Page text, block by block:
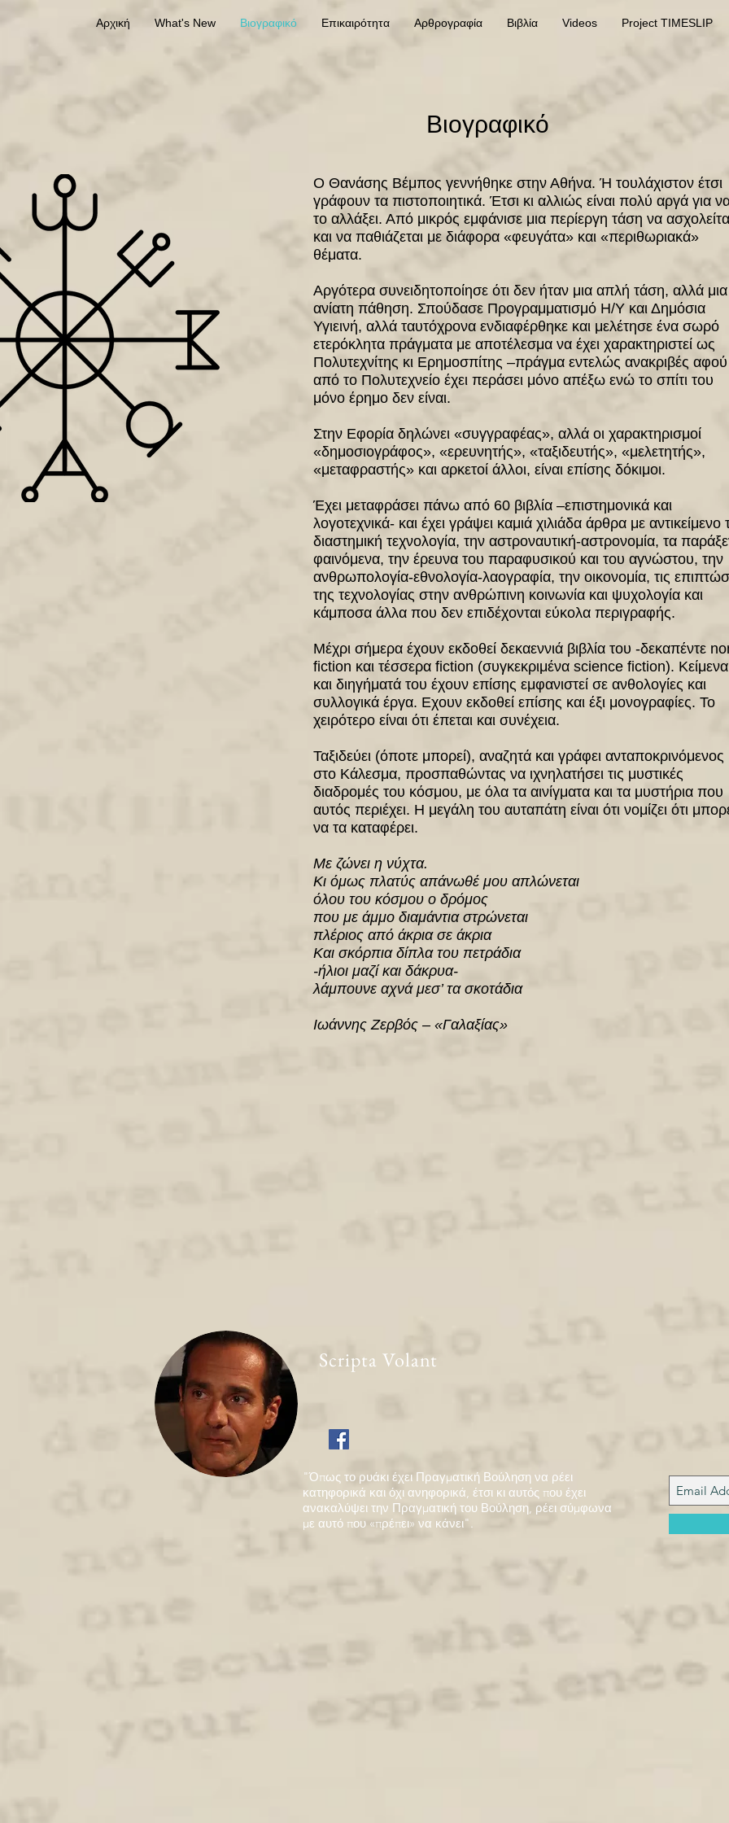
Αρχική What's New Βιογραφικό Επικαιρότητα Αρθρογραφία Βιβλία Videos Project TIMESLIP
Βιογραφικό
Ο Θανάσης Βέμπος γεννήθηκε στην Αθήνα. Ή τουλάχιστον έτσι
γράφουν τα πιστοποιητικά. Έτσι κι αλλιώς είναι πολύ αργά για
το αλλάξει. Από μικρός εμφάνισε μια περίεργη τάση να
και να παθιάζεται με διάφορα «φευγάτα» και «περιθωριακά»
θέματα.
Αργότερα συνειδητοποίησε ότι δεν ήταν μια απλή τάση, αλλά μια
ανίατη πάθηση. Σπούδασε Προγραμματισμό Η/Υ και Δημόσια
Υγιεινή, αλλά ταυτόχρονα ενδιαφέρθηκε και μελέτησε ένα σωρό
ετερόκλητα πράγματα με αποτέλεσμα να έχει χαρακτηριστεί ως
Πολυτεχνίτης κι Ερημοσπίτης –πράγμα εντελώς ανακριβές αφού
από το Πολυτεχνείο έχει περάσει μόνο απέξω ενώ το σπίτι του
μόνο έρημο δεν είναι.
Στην Εφορία δηλώνει «συγγραφέας», αλλά οι χαρακτηρισμοί
«δημοσιογράφος», «ερευνητής», «ταξιδευτής», «μελετητής»,
«μεταφραστής» και αρκετοί άλλοι, είναι επίσης δόκιμοι.
Έχει μεταφράσει πάνω από 60 βιβλία –επιστημονικά και
λογοτεχνικά- και έχει γράψει καμιά χιλιάδα άρθρα με αντικείμενο
διαστημική τεχνολογία, την αστροναυτική-αστρονομία, τα
φαινόμενα, την έρευνα του παραφυσικού και του αγνώστου, την
ανθρωπολογία-εθνολογία-λαογραφία, την οικονομία, τις
της τεχνολογίας στην ανθρώπινη κοινωνία και ψυχολογία και
κάμποσα άλλα που δεν επιδέχονται εύκολα περιγραφής.
Mέχρι σήμερα έχουν εκδοθεί δεκαεννιά βιβλία του -δεκαπέντε
fiction και τέσσερα fiction (συγκεκριμένα science fiction). Κείμενα
και διηγήματά του έχουν επίσης εμφανιστεί σε ανθολογίες και
συλλογικά έργα. Εχουν εκδοθεί επίσης και έξι μονογραφίες. Το
χειρότερο είναι ότι έπεται και συνέχεια.
Ταξιδεύει (όποτε μπορεί), αναζητά και γράφει ανταποκρινόμενος
στο Κάλεσμα, προσπαθώντας να ιχνηλατήσει τις μυστικές
διαδρομές του κόσμου, με όλα τα αινίγματα και τα μυστήρια που
αυτός περιέχει. Η μεγάλη του αυταπάτη είναι ότι νομίζει ότι
να τα καταφέρει.
Με ζώνει η νύχτα.
Κι όμως πλατύς απάνωθέ μου απλώνεται
όλου του κόσμου ο δρόμος
που με άμμο διαμάντια στρώνεται
πλέριος από άκρια σε άκρια
Και σκόρπια δίπλα του πετράδια
-ήλιοι μαζί και δάκρυα-
λάμπουνε αχνά μεσ’ τα σκοτάδια
Ιωάννης Ζερβός – «Γαλαξίας»
Scripta Volant
"Όπως το ρυάκι έχει Πραγματική Βούληση να ρέει
κατηφορικά και όχι ανηφορικά, έτσι κι αυτός που έχει
ανακαλύψει την Πραγματική του Βούληση, ρέει σύμφωνα
με αυτό που «πρέπει» να κάνει".